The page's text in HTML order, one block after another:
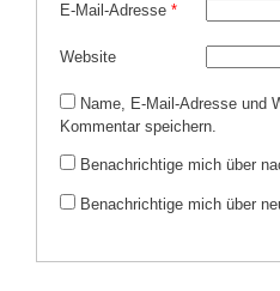
E-Mail-Adresse *
Website
Name, E-Mail-Adresse und
Kommentar speichern.
Benachrichtige mich über
Benachrichtige mich über